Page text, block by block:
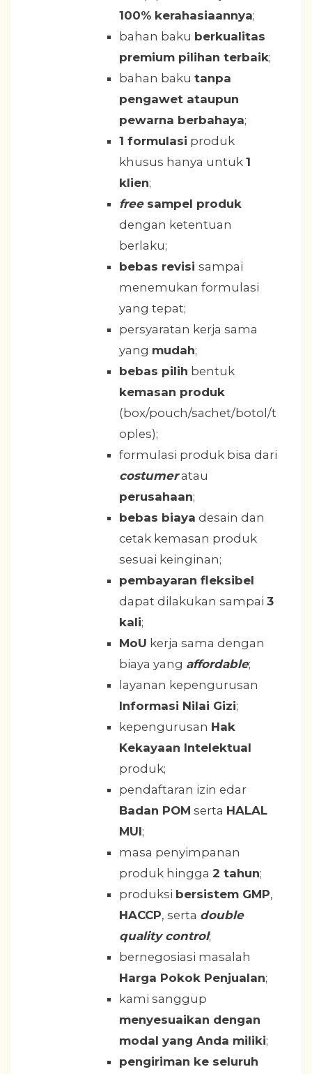
100% kerahasiaannya;
bahan baku berkualitas
premium pilihan terbaik;
bahan baku tanpa
pengawet ataupun
pewarna berbahaya;
1 formulasi produk
khusus hanya untuk 1
klien;
freesampel produk
dengan ketentuan
berlaku;
bebas revisi sampai
menemukan formulasi
yang tepat;
persyaratan kerja sama
yang mudah;
bebas pilih bentuk
kemasan produk
(box/pouch/sachet/botol/t
oples);
formulasi produk bisa dari
costumeratau
perusahaan;
bebas biaya desain dan
cetak kemasan produk
sesuai keinginan;
pembayaran fleksibel
dapat dilakukan sampai 3
kali;
MoU kerja sama dengan
biaya yang affordable;
layanan kepengurusan
Informasi Nilai Gizi;
kepengurusan Hak
Kekayaan Intelektual
produk;
pendaftaran izin edar
Badan POM serta HALAL
MUI;
masa penyimpanan
produk hingga 2 tahun;
produksi bersistem GMP,
HACCP, serta double
quality control;
bernegosiasi masalah
Harga Pokok Penjualan;
kami sanggup
menyesuaikan dengan
modal yang Anda miliki;
pengiriman ke seluruh